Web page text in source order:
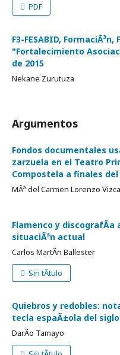
PDF
F3-FESABID,
"Fortalecimiento
de 2015
Nekane Zurutuza
Argumentos
Fondos documentales
zarzuela en el Teatro
Compostela a finales
MÂª del Carmen Lorenzo
Flamenco y discografÃ­a
situaciÃ³n actual
Carlos MartÃ­n Ballester
Sin tÃ­tulo
Quiebros y redobles:
tecla espaÃ±ola del
DarÃ­o Tamayo